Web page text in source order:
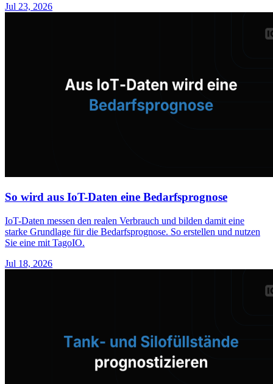
Jul 23, 2026
So wird aus IoT-Daten eine Bedarfsprognose
IoT-Daten messen den realen Verbrauch und bilden damit eine
starke Grundlage für die Bedarfsprognose. So erstellen und nutzen
Sie eine mit TagoIO.
Jul 18, 2026